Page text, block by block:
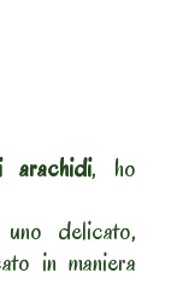
, ho
delicato,
in maniera